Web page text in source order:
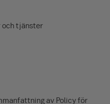
och tjänster
av Policy för